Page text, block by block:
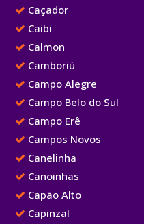
Caçador
Caibi
Calmon
Camboriú
Campo Alegre
Campo Belo do Sul
Campo Erê
Campos Novos
Canelinha
Canoinhas
Capão Alto
Capinzal